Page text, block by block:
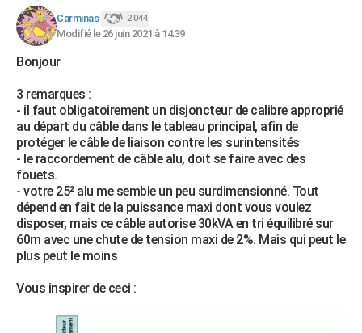
Carminas 2 044
Modifié le 26 juin 2021 à 14:39
Bonjour
3 remarques :
- il faut obligatoirement un disjoncteur de calibre approprié
au départ du câble dans le tableau principal, afin de
protéger le câble de liaison contre les surintensités
- le raccordement de câble alu, doit se faire avec des
fouets.
- votre 25² alu me semble un peu surdimensionné. Tout
dépend en fait de la puissance maxi dont vous voulez
disposer, mais ce câble autorise 30kVA en tri équilibré sur
60m avec une chute de tension maxi de 2%. Mais qui peut le
plus peut le moins
Vous inspirer de ceci :